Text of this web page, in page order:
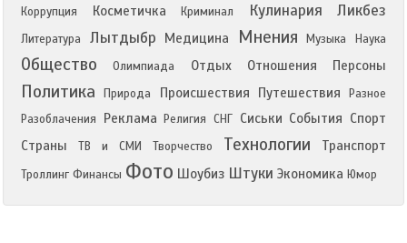
Коррупция Косметичка Криминал Кулинария Ликбез
Литература Лытдыбр Медицина Мнения Музыка Наука
Общество Олимпиада Отдых Отношения Персоны
Политика Природа Происшествия Путешествия
Разное
Разоблачения
Реклама Религия СНГ Сиськи События Спорт
Страны
ТВ и СМИ Творчество Технологии Транспорт
Троллинг Финансы Фото Шоубиз Штуки Экономика Юмор